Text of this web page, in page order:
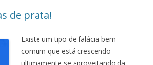
de prata!
Existe um tipo de falácia bem
comum que está crescendo
ultimamente se aproveitando da